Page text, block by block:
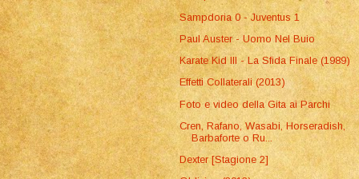
Sampdoria 0 - Juventus 1
Paul Auster - Uomo Nel Buio
Karate Kid III - La Sfida Finale (1989)
Effetti Collaterali (2013)
Foto e video della Gita ai Parchi
Cren, Rafano, Wasabi, Horseradish,
Barbaforte o Ru...
Dexter [Stagione 2]